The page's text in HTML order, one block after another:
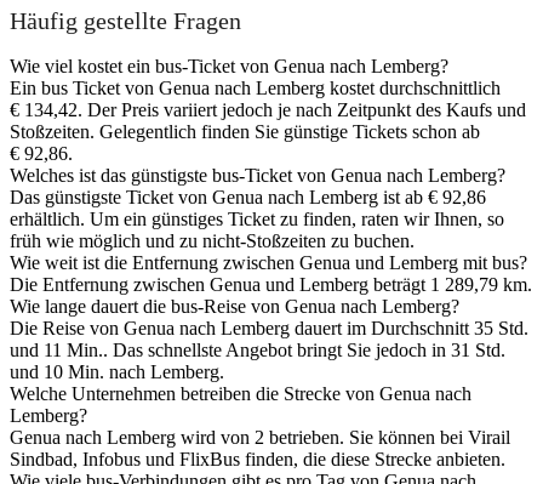
Häufig gestellte Fragen
Wie viel kostet ein bus-Ticket von Genua nach Lemberg?
Ein bus Ticket von Genua nach Lemberg kostet durchschnittlich
€ 134,42. Der Preis variiert jedoch je nach Zeitpunkt des Kaufs und
Stoßzeiten. Gelegentlich finden Sie günstige Tickets schon ab
€ 92,86.
Welches ist das günstigste bus-Ticket von Genua nach Lemberg?
Das günstigste Ticket von Genua nach Lemberg ist ab € 92,86
erhältlich. Um ein günstiges Ticket zu finden, raten wir Ihnen, so
früh wie möglich und zu nicht-Stoßzeiten zu buchen.
Wie weit ist die Entfernung zwischen Genua und Lemberg mit bus?
Die Entfernung zwischen Genua und Lemberg beträgt 1 289,79 km.
Wie lange dauert die bus-Reise von Genua nach Lemberg?
Die Reise von Genua nach Lemberg dauert im Durchschnitt 35 Std.
und 11 Min.. Das schnellste Angebot bringt Sie jedoch in 31 Std.
und 10 Min. nach Lemberg.
Welche Unternehmen betreiben die Strecke von Genua nach
Lemberg?
Genua nach Lemberg wird von 2 betrieben. Sie können bei Virail
Sindbad, Infobus und FlixBus finden, die diese Strecke anbieten.